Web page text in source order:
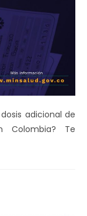
adicional de
Colombia? Te